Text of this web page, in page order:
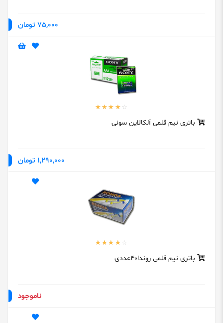
75,000 تومان
باتری نیم قلمی آلکالاین سونی
1,290,000 تومان
باتری نیم قلمی روندا40عددی
ناموجود